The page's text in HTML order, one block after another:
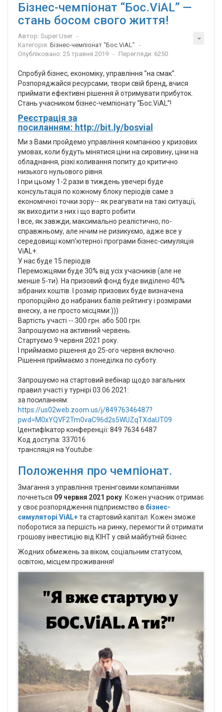
Бізнес-чемпіонат “Бос.ViAL” —
стань босом свого життя!
Автор: Super User
Категорія: Бізнес-чемпіонат "Бос.ViAL"
Опубліковано: 25 травня 2019
Перегляди: 6250
Cпробуй бізнес, економіку, управління “на смак”.
Розпоряджайся ресурсами, твори свій бренд, вчися
приймати ефективні рішення й отримувати прибуток.
Стань учасником бізнес-чемпіонату “Бос.ViAL”!
Реєстрація за
посиланням: http://bit.ly/bosvial
Ми з Вами пройдемо управління компанією у кризових
умовах, коли будуть мінятися ціни на сировину, ціни на
обладнання, різкі коливання попиту до критично
низького нульового рівня.
І при цьому 1-2 рази в тиждень увечері буде
консультація по кожному блоку періодів саме з
економічної точки зору-- як реагувати на такі ситуації,
як виходити з них і що варто робити.
І все, як завжди, максимально реалістично, по-
справжньому, але нічим не ризикуємо, адже все у
середовищі комп'ютерної програми бізнес-симуляція
ViAL+.
У нас буде 15 періодів
Переможцями буде 30% від усіх учасників (але не
менше 5-ти). На призовий фонд буде виділено 40%
зібраних коштів. І розмір призових буде визначена
пропорційно до набраних балів рейтингу і розмірами
внеску, а не просто місцями:)))
Вартість участі -- 300 грн. або 500 грн.
Запрошуємо на активний червень.
Стартуємо 9 червня 2021 року.
І приймаємо рішення до 25-ого червня включно.
Рішення приймаємо з понеділка по суботу.
Запрошуємо на стартовий вебінар щодо загальних
правил участі у турнірі 03.06.2021:
за посиланням:
https://us02web.zoom.us/j/84976346487?
pwd=M0xYQVF2Tm0vaC96d2s5WUZqTXdaUT09
ІдентифІкатор конференції: 849 7634 6487
Код доступа: 337016
трансляція на Youtube:
Положення про чемпіонат.
Змагання з управління тренінговими компаніями
почнеться 09 червня 2021 року . Кожен учасник отримає
у своє розпорядження підприємство в бізнес-
симуляторі ViAL+та стартовий капітал. Кожен зможе
поборотися за першість на ринку, перемогти й отримати
грошову інвестицію від КІНТ у свій майбутній бізнес.
Жодних обмежень за віком, соціальним статусом,
освітою, місцем проживання!